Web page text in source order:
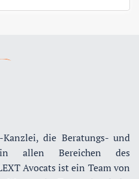
die Beratungs- und
in allen Bereichen des
Avocats ist ein Team von